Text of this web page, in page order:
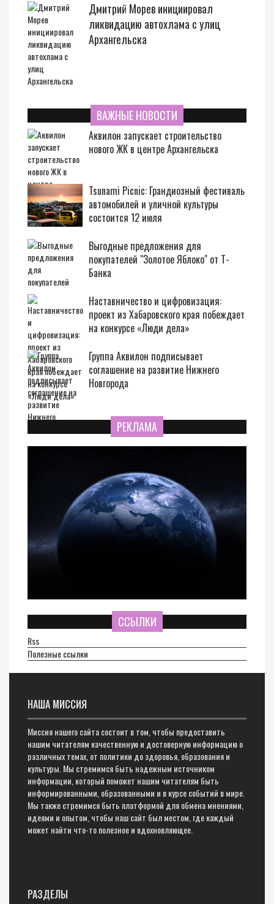
Дмитрий Морев инициировал
ликвидацию автохлама с улиц
Архангельска
ВАЖНЫЕ НОВОСТИ
Аквилон запускает строительство
нового ЖК в центре Архангельска
Tsunami Picnic: Грандиозный фестиваль
автомобилей и уличной культуры
состоится 12 июля
Выгодные предложения для
покупателей "Золотое Яблоко" от Т-
Банка
Наставничество и цифровизация:
проект из Хабаровского края побеждает
на конкурсе «Люди дела»
Группа Аквилон подписывает
соглашение на развитие Нижнего
Новгорода
РЕКЛАМА
ССЫЛКИ
Rss
Полезные ссылки
НАША МИССИЯ
Миссия нашего сайта состоит в том, чтобы предоставить
нашим читателям качественную и достоверную информацию о
различных темах, от политики до здоровья, образования и
культуры. Мы стремимся быть надежным источником
информации, который поможет нашим читателям быть
информированными, образованными и в курсе событий в мире.
Мы также стремимся быть платформой для обмена мнениями,
идеями и опытом, чтобы наш сайт был местом, где каждый
может найти что-то полезное и вдохновляющее.
РАЗДЕЛЫ